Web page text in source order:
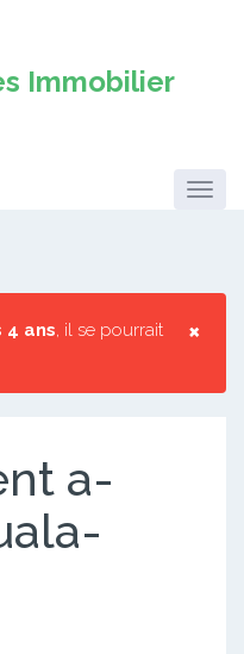
×
4 ans, il se pourrait
a-